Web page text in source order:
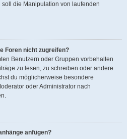
die Manipulation von laufenden
Foren nicht zugreifen?
Benutzern oder Gruppen vorbehalten
zu lesen, zu schreiben oder andere
du möglicherweise besondere
oder Administrator nach
anfügen?